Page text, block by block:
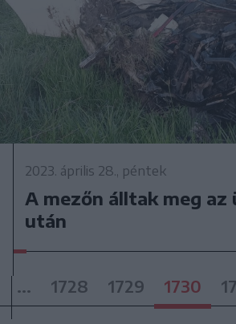
2023. április 28., péntek
A mezőn álltak meg az
után
... 1728 1729 1730